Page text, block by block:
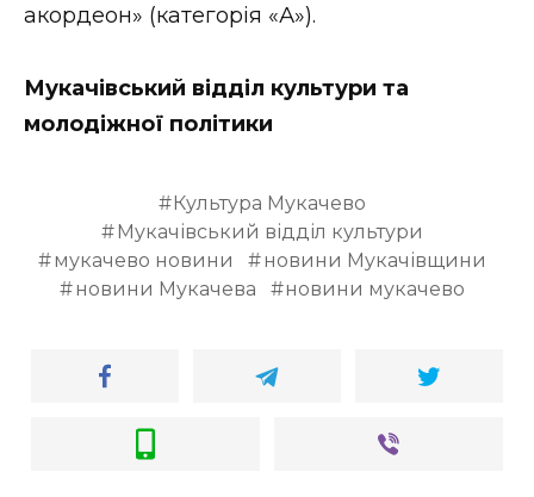
акордеон» (категорія «А»).
Мукачівський відділ культури та
молодіжної політики
Культура Мукачево
Мукачівський відділ культури
мукачево новини
новини Мукачівщини
новини Мукачева
новини мукачево